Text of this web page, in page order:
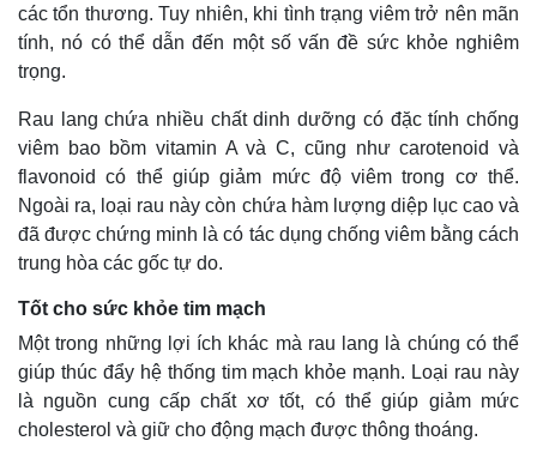
các tổn thương. Tuy nhiên, khi tình trạng viêm trở nên mãn
tính, nó có thể dẫn đến một số vấn đề sức khỏe nghiêm
trọng.
Rau lang chứa nhiều chất dinh dưỡng có đặc tính chống
viêm bao bồm vitamin A và C, cũng như carotenoid và
flavonoid có thể giúp giảm mức độ viêm trong cơ thể.
Ngoài ra, loại rau này còn chứa hàm lượng diệp lục cao và
đã được chứng minh là có tác dụng chống viêm bằng cách
trung hòa các gốc tự do.
Tốt cho sức khỏe tim mạch
Một trong những lợi ích khác mà rau lang là chúng có thể
giúp thúc đẩy hệ thống tim mạch khỏe mạnh. Loại rau này
là nguồn cung cấp chất xơ tốt, có thể giúp giảm mức
cholesterol và giữ cho động mạch được thông thoáng.